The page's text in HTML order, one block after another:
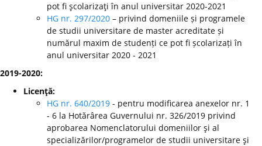
pot fi şcolarizaţi în anul universitar 2020-2021
HG nr. 297/2020 – privind domeniile și programele
de studii universitare de master acreditate și
numărul maxim de studenți ce pot fi școlarizați în
anul universitar 2020 - 2021
2019-2020:
Licenţă:
HG nr. 640/2019 - pentru modificarea anexelor nr. 1
- 6 la Hotărârea Guvernului nr. 326/2019 privind
aprobarea Nomenclatorului domeniilor şi al
specializărilor/programelor de studii universitare şi